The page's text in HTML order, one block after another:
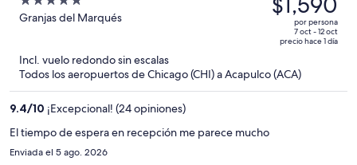
out
Granjas del Marqués
era
$2,798
y
ahora
por persona
7 oct - 12 oct
precio hace 1 día
Incl. vuelo redondo sin escalas
Todos los aeropuertos de Chicago (CHI) a Acapulco (ACA)
9.4/10 ¡Excepcional! (24 opiniones)
El tiempo de espera en recepción me parece mucho
Enviada el 5 ago. 2026